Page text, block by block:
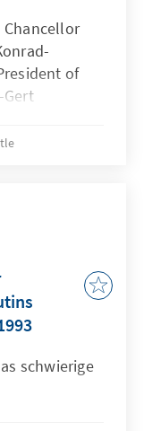
Chancellor
of
schwierige